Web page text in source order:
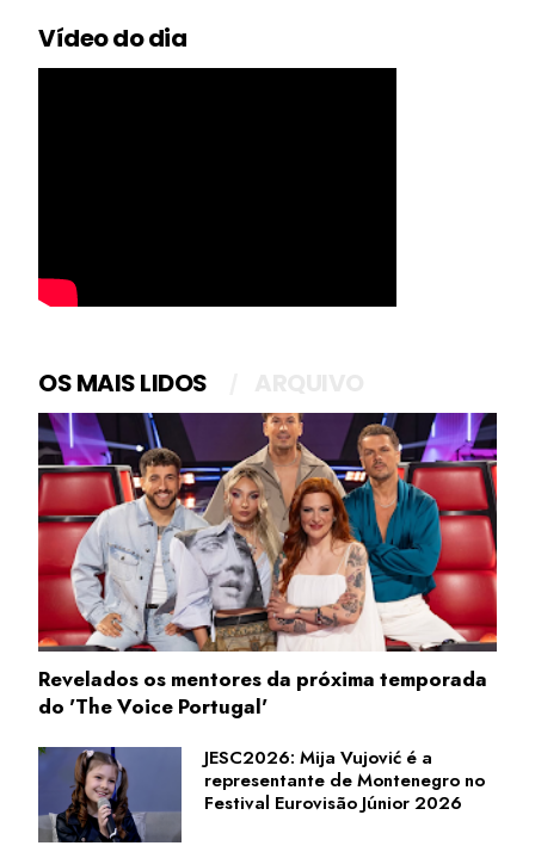
Vídeo do dia
OS MAIS LIDOS
Revelados os mentores da próxima temporada
do 'The Voice Portugal'
JESC2026: Mija Vujović é a
representante de Montenegro no
Festival Eurovisão Júnior 2026